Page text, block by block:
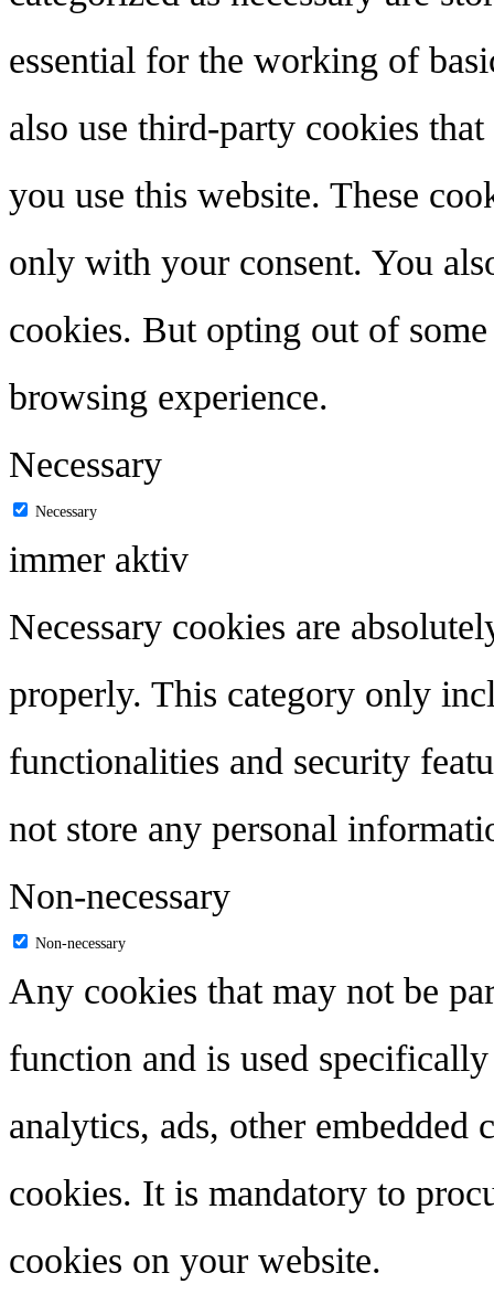
essential for the working of
also use third-party cookies
you use this website. These
only with your consent. You
cookies. But opting out of
browsing experience.
Necessary
Necessary
immer aktiv
Necessary cookies are
properly. This category only
functionalities and security
not store any personal
Non-necessary
Non-necessary
Any cookies that may not be
function and is used
analytics, ads, other embedded
cookies. It is mandatory to
cookies on your website.